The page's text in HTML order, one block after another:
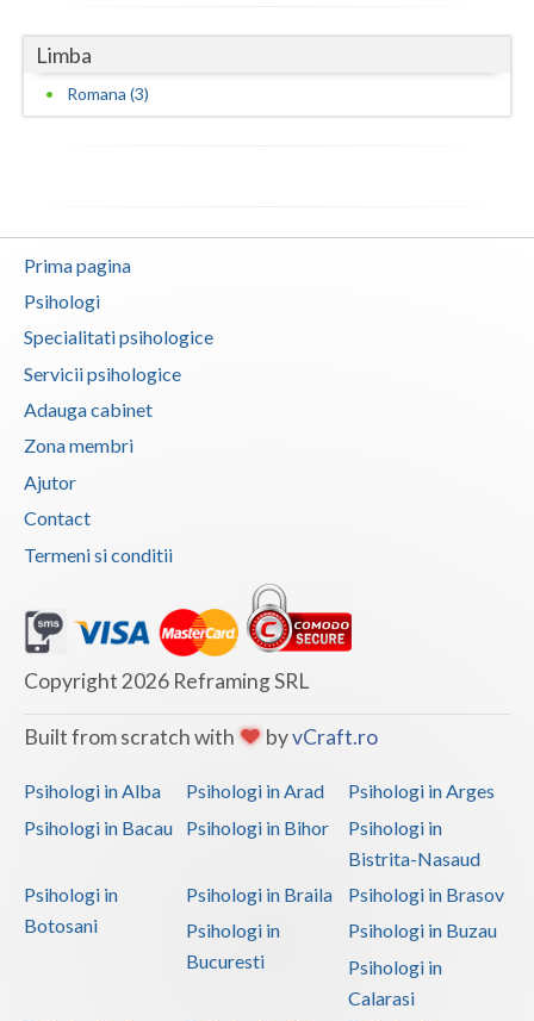
Interventie psihoterapeutica in tulburarea algica (1)
Interventie psihoterapeutica in tulburarea citi... (1)
Interventie psihoterapeutica in tulburarea cont... (1)
Interventie psihoterapeutica in tulburarea de l... (1)
Interventie psihoterapeutica in tulburarea de s... (2)
Interventie psihoterapeutica in tulburarea dism... (1)
Interventie psihoterapeutica in tulburarea opoz... (1)
Interventie psihoterapeutica in tulburari ale c... (1)
Psihoterapie - Interventie psihoterapeutica in ... (1)
Psihoterapie - Interventie psihoterapeutica in ... (1)
Psihoterapie - Interventie psihoterapeutica in ... (1)
Psihoterapie - Interventie psihoterapeutica in ... (1)
Psihoterapie - Interventie psihoterapeutica in ... (1)
Psihoterapie - Interventie psihoterapeutica in ... (1)
Psihoterapie - Interventie psihoterapeutica in ... (1)
Psihoterapie - Interventie psihoterapeutica in ... (1)
Psihoterapie - Interventie psihoterapeutica in ... (1)
Psihoterapie - Interventie psihoterapeutica in ... (2)
Psihoterapie - Interventie psihoterapeutica in ... (2)
Limba
Romana (3)
Prima pagina
Psihologi
Specialitati psihologice
Servicii psihologice
Adauga cabinet
Zona membri
Ajutor
Contact
Termeni si conditii
Copyright 2026 Reframing SRL
Built from scratch with byvCraft.ro
Psihologi in Alba Psihologi in Arad
Psihologi in Arges
Psihologi in Bacau
Psihologi in Bihor
Psihologi in
Bistrita-Nasaud
Psihologi in
Botosani
Psihologi in Braila
Psihologi in Brasov
Psihologi in
Bucuresti
Psihologi in Buzau
Psihologi in
Calarasi